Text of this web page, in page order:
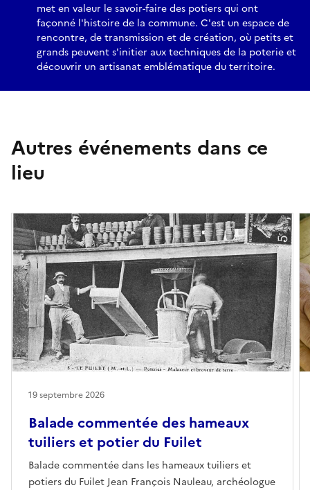
met en valeur le savoir-faire des potiers qui ont
façonné l'histoire de la commune. C'est un espace de
rencontre, de transmission et de création, où petits et
grands peuvent s'initier aux techniques de la poterie et
découvrir un artisanat emblématique du territoire.
Autres événements dans ce
lieu
Balade commentée des hameaux
tuiliers et potier du Fuilet
Balade commentée dans les hameaux tuiliers et
potiers du Fuilet Jean François Nauleau, archéologue
19 septembre 2026